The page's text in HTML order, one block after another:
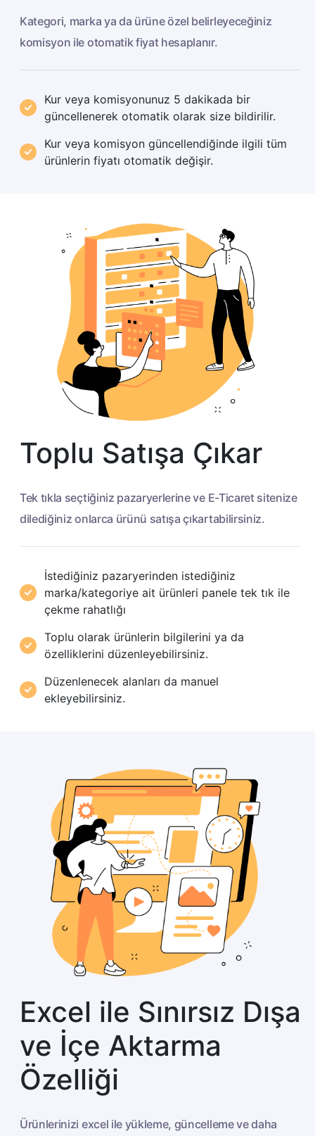
Kategori, marka ya da ürüne özel belirleyeceğiniz
komisyon ile otomatik fiyat hesaplanır.
Kur veya komisyonunuz 5 dakikada bir
güncellenerek otomatik olarak size bildirilir.
Kur veya komisyon güncellendiğinde ilgili tüm
ürünlerin fiyatı otomatik değişir.
Toplu Satışa Çıkar
Tek tıkla seçtiğiniz pazaryerlerine ve E-Ticaret sitenize
dilediğiniz onlarca ürünü satışa çıkartabilirsiniz.
İstediğiniz pazaryerinden istediğiniz
marka/kategoriye ait ürünleri panele tek tık ile
çekme rahatlığı
Toplu olarak ürünlerin bilgilerini ya da
özelliklerini düzenleyebilirsiniz.
Düzenlenecek alanları da manuel
ekleyebilirsiniz.
Excel ile Sınırsız Dışa
ve İçe Aktarma
Özelliği
Ürünlerinizi excel ile yükleme, güncelleme ve daha